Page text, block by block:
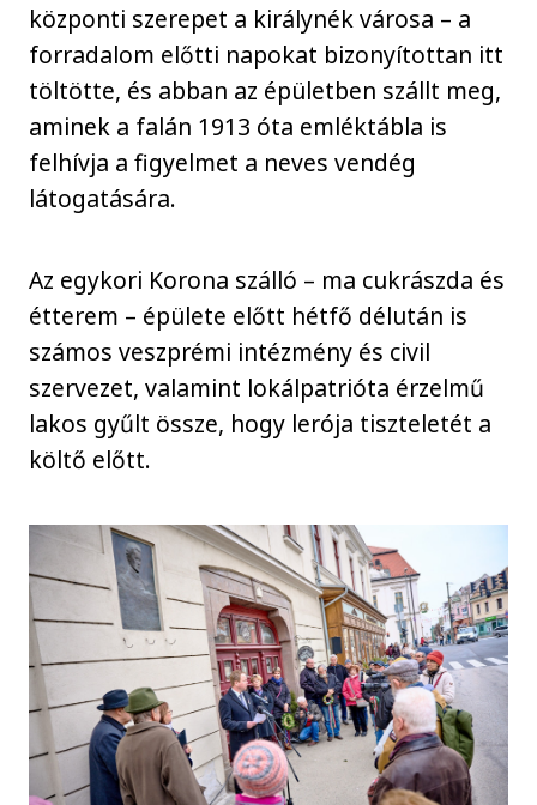
központi szerepet a királynék városa – a
forradalom előtti napokat bizonyítottan itt
töltötte, és abban az épületben szállt meg,
aminek a falán 1913 óta emléktábla is
felhívja a figyelmet a neves vendég
látogatására.
Az egykori Korona szálló – ma cukrászda és
étterem – épülete előtt hétfő délután is
számos veszprémi intézmény és civil
szervezet, valamint lokálpatrióta érzelmű
lakos gyűlt össze, hogy lerója tiszteletét a
költő előtt.